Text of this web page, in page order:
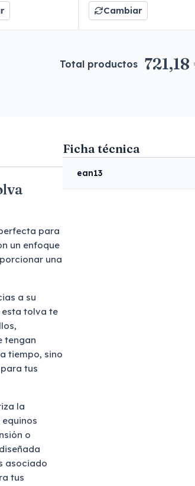
Cambiar
Total productos
para
un enfoque
una
a su
esta tolva te
tengan
tiempo, sino
tus
la
o
asociado
tus
Ficha técnica
ean13